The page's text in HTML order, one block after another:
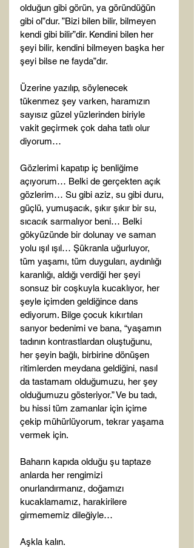
olduğun gibi görün, ya göründüğün
gibi ol”dur. ”Bizi bilen bilir, bilmeyen
kendi gibi bilir”dir. Kendini bilen her
şeyi bilir, kendini bilmeyen başka her
şeyi bilse ne fayda”dır.
Üzerine yazılıp, söylenecek
tükenmez şey varken, haramızın
sayısız güzel yüzlerinden biriyle
vakit geçirmek çok daha tatlı olur
diyorum…
Gözlerimi kapatıp iç benliğime
açıyorum… Belki de gerçekten açık
gözlerim… Su gibi aziz, su gibi duru,
güçlü, yumuşacık, şıkır şıkır bir su,
sıcacık sarmalıyor beni… Belki
gökyüzünde bir dolunay ve saman
yolu ışıl ışıl… Şükranla uğurluyor,
tüm yaşamı, tüm duyguları, aydınlığı
karanlığı, aldığı verdiği her şeyi
sonsuz bir coşkuyla kucaklıyor, her
şeyle içimden geldiğince dans
ediyorum. Bilge çocuk kıkırtıları
sarıyor bedenimi ve bana, “yaşamın
tadının kontrastlardan oluştuğunu,
her şeyin bağlı, birbirine dönüşen
ritimlerden meydana geldiğini, nasıl
da tastamam olduğumuzu, her şey
olduğumuzu gösteriyor.” Ve bu tadı,
bu hissi tüm zamanlar için içime
çekip mühürlüyorum, tekrar yaşama
vermek için.
Baharın kapıda olduğu şu taptaze
anlarda her rengimizi
onurlandırmanız, doğamızı
kucaklamamız, harakirilere
girmememiz dileğiyle…
Aşkla kalın.